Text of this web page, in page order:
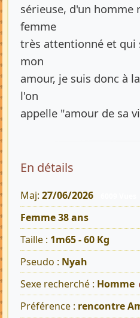
sérieuse, d'un homme
femme
très attentionné et
mon
amour, je suis donc à
l'on
appelle "amour de sa
En détails
Maj: 27/06/2026
Femme 38 ans
Taille : 1m65 - 60 Kg
Pseudo : Nyah
Sexe recherché : Homme
Préférence : rencontre